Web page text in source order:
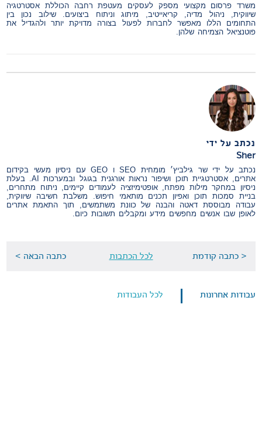
משרד פרסום מקצועי מספק לעסקים מעטפת רחבה הכוללת אסטרטגיה
שיווקית, ניהול מדיה, קריאייטיב, מיתוג וניתוח ביצועים. שילוב נכון בין
התחומים הללו מאפשר לחברות לפעול בצורה מדויקת יותר ולהגדיל את
פוטנציאל הצמיחה שלהן.
נכתב על ידי
Sher
נכתב על ידי שר גילביץ׳ מומחית SEO ו GEO עם ניסיון מעשי בקידום
אתרים, אסטרטגיית תוכן ושיפור נראות אורגנית בגוגל ובמערכות AI. בעלת
ניסיון במחקר מילות מפתח, אופטימיזציה לעמודים קיימים, ניתוח מתחרים,
בניית סמכות תוכן ואפיון תכנים מותאמי חיפוש. משלבת חשיבה שיווקית,
עבודה מבוססת דאטה והבנה של כוונת משתמשים, תוך התאמת אתרים
לאופן שבו אנשים מחפשים מידע ומקבלים תשובות כיום.
< כתבה קודמת לכל הכתבות כתבה הבאה >
עבודות אחרונות לכל העבודות